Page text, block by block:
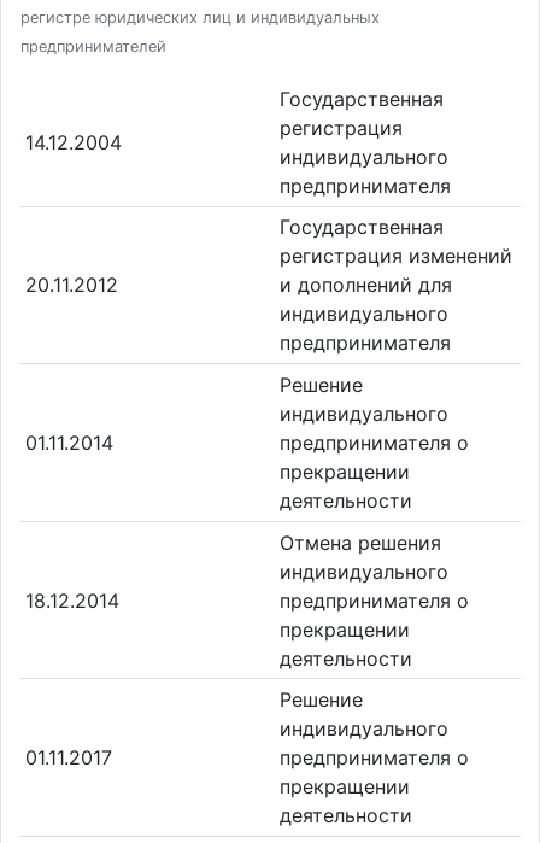
регистре юридических лиц и индивидуальных
предпринимателей
14.12.2004
Государственная
регистрация
индивидуального
предпринимателя
20.11.2012
Государственная
регистрация изменений
и дополнений для
индивидуального
предпринимателя
01.11.2014
Решение
индивидуального
предпринимателя о
прекращении
деятельности
18.12.2014
Отмена решения
индивидуального
предпринимателя о
прекращении
деятельности
01.11.2017
Решение
индивидуального
предпринимателя о
прекращении
деятельности